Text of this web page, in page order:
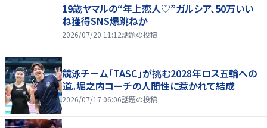
19歳ヤマルの“年上恋人♡”ガルシア、50万いい
ね獲得SNS爆跳ねか
2026/07/20 11:12話題の投稿
競泳チーム「TASC」が挑む2028年ロス五輪への
道。堀之内コーチの人間性に惹かれて結成
2026/07/17 06:06話題の投稿